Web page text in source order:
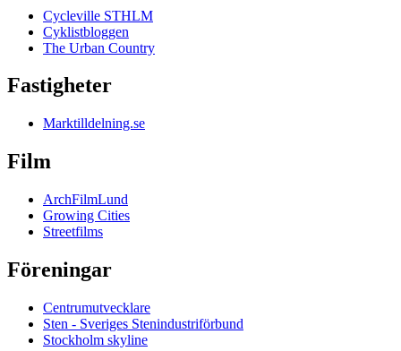
Cycleville STHLM
Cyklistbloggen
The Urban Country
Fastigheter
Marktilldelning.se
Film
ArchFilmLund
Growing Cities
Streetfilms
Föreningar
Centrumutvecklare
Sten - Sveriges Stenindustriförbund
Stockholm skyline